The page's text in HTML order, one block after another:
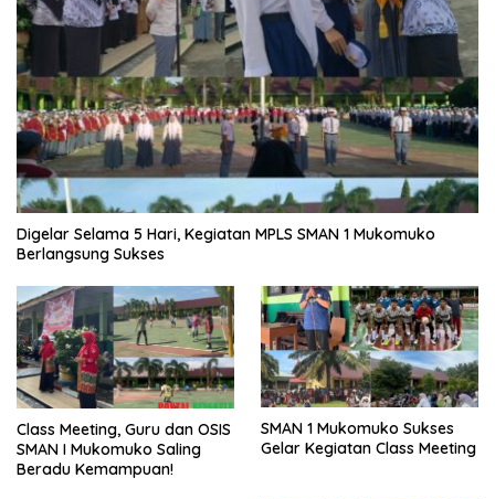
Digelar Selama 5 Hari, Kegiatan MPLS SMAN 1 Mukomuko
Berlangsung Sukses
Class Meeting, Guru dan OSIS
SMAN I Mukomuko Saling
Beradu Kemampuan!
SMAN 1 Mukomuko Sukses
Gelar Kegiatan Class Meeting